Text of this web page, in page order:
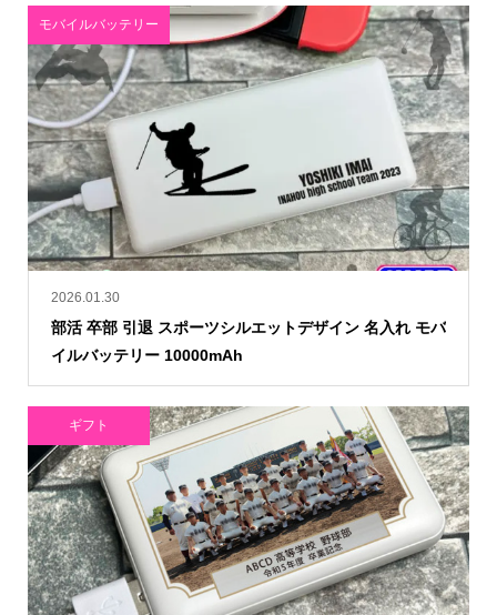
2026.01.30
部活 卒部 引退 スポーツシルエットデザイン 名入れ モバ
イルバッテリー 10000mAh
モバイルバッテリー
ギフト